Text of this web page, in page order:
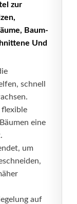
zur
Baum-
Und
schnell
flexible
eine
um
auf